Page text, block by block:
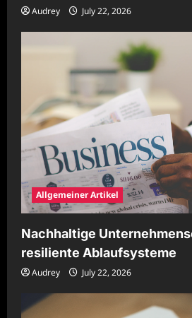
Audrey July 22, 2026
Allgemeiner Artikel
Nachhaltige
resiliente Ablaufsysteme
Audrey July 22, 2026